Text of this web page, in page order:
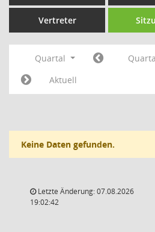
Vertreter
Quartal
Aktuell
Keine Daten gefunden.
Letzte Änderung: 07.08.2026
19:02:42